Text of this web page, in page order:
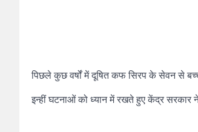
पिछले कुछ वर्षों में दूषित कफ सिरप के सेवन से
इन्हीं घटनाओं को ध्यान में रखते हुए केंद्र सरकार